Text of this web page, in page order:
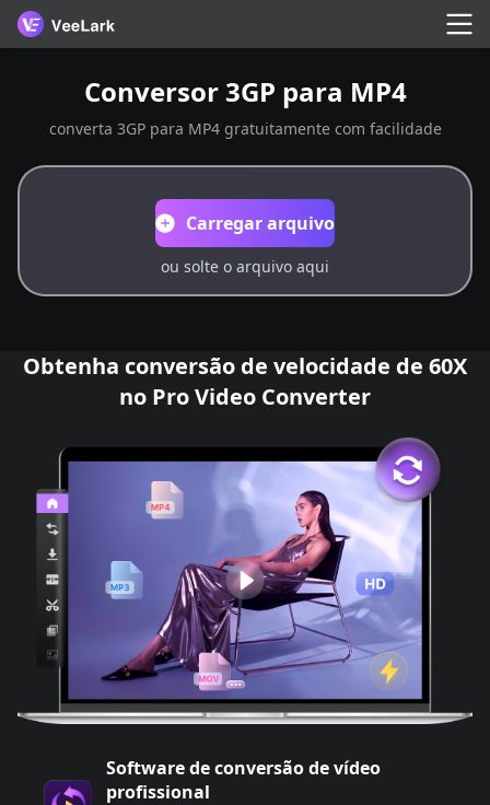
Conversor 3GP para MP4
converta 3GP para MP4 gratuitamente com facilidade
Carregar arquivo
ou solte o arquivo aqui
Obtenha conversão de velocidade de 60X
no Pro Video Converter
Software de conversão de vídeo
profissional